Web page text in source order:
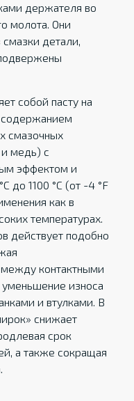
держателя во
молота. Они
детали,
собой пасту на
содержанием
смазочных
и медь) с
эффектом и
до 1100 °C (от -4 °F
как в
температурах.
действует подобно
контактными
износа
и втулками. В
снижает
срок
а также сокращая